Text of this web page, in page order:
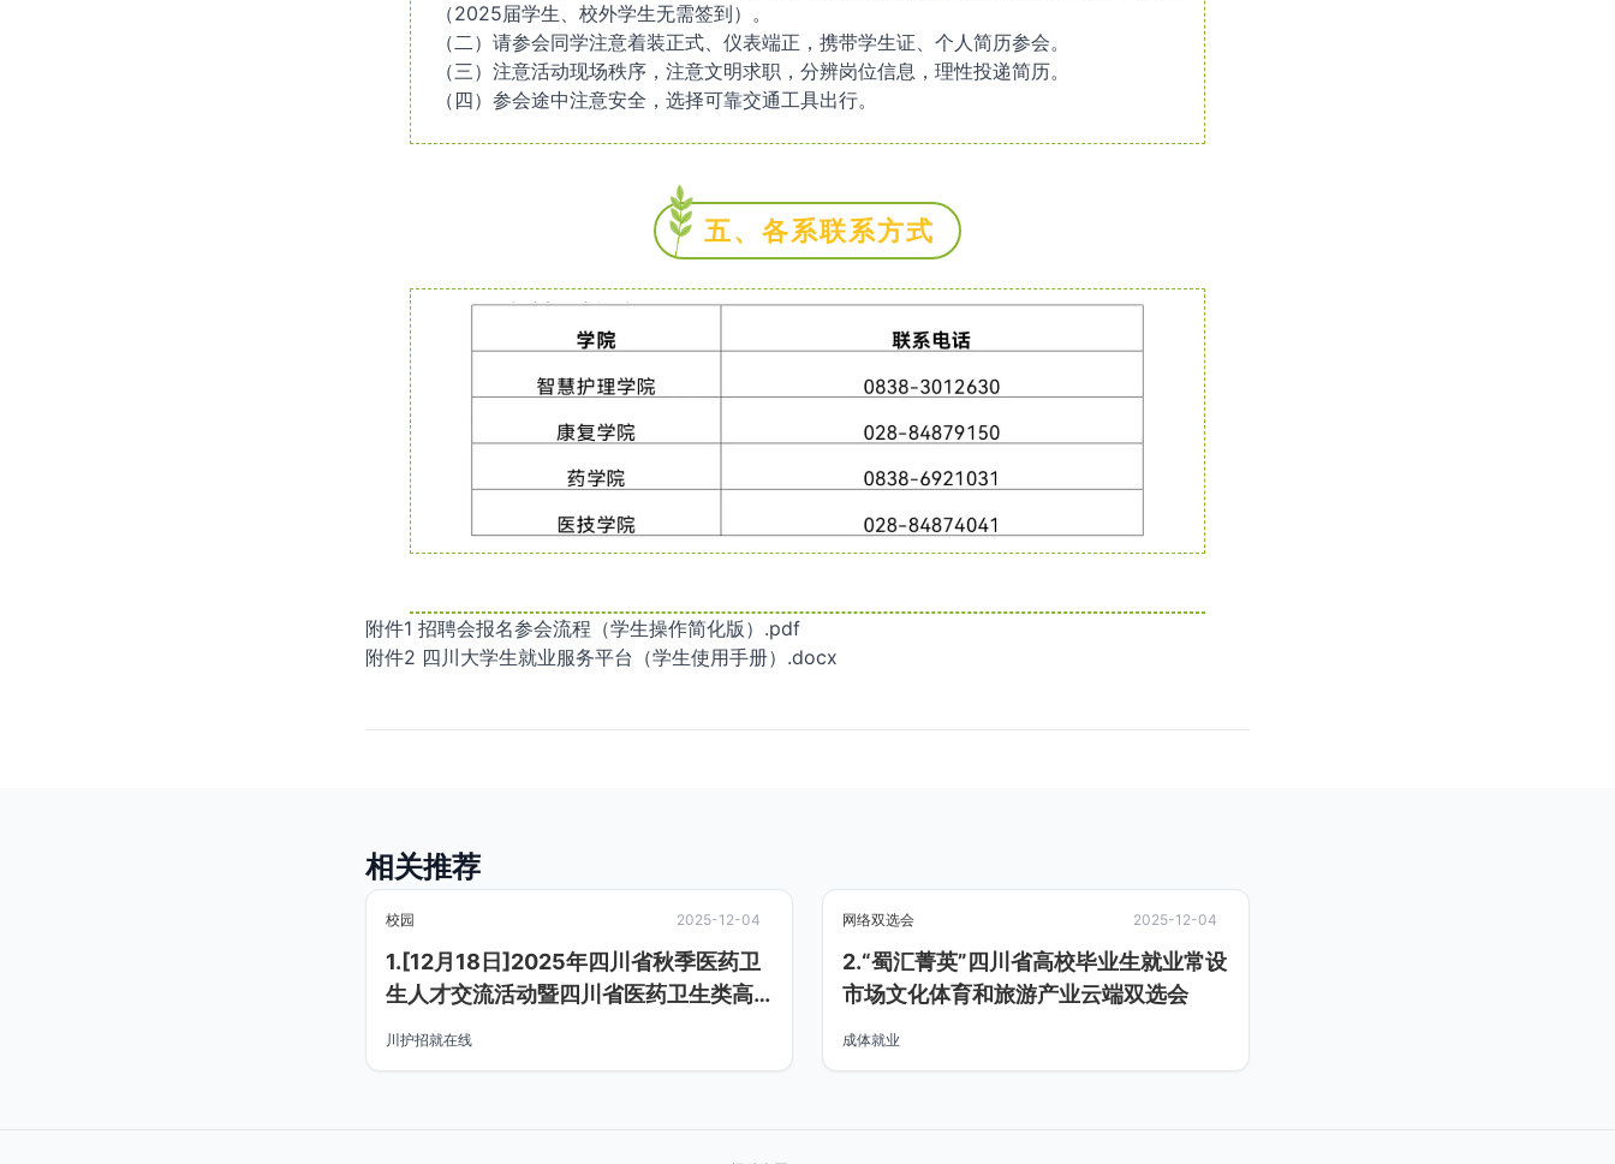
（2025届学生、校外学生无需签到）。
（二）请参会同学注意着装正式、仪表端正，携带学生证、个人简历参会。
（三）注意活动现场秩序，注意文明求职，分辨岗位信息，理性投递简历。
（四）参会途中注意安全，选择可靠交通工具出行。
五、各系联系方式
附件1 招聘会报名参会流程（学生操作简化版）.pdf
附件2 四川大学生就业服务平台（学生使用手册）.docx
相关推荐
校园 2025-12-04
1.[12月18日]2025年四川省秋季医药卫
生人才交流活动暨四川省医药卫生类高
川护招就在线
网络双选会 2025-12-04
2.“蜀汇菁英”四川省高校毕业生就业常设
市场文化体育和旅游产业云端双选会
成体就业